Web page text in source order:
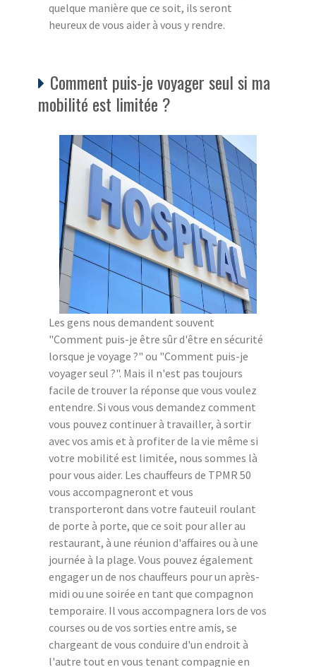
quelque manière que ce soit, ils seront
heureux de vous aider à vous y rendre.
Comment puis-je voyager seul si ma
mobilité est limitée ?
Les gens nous demandent souvent
"Comment puis-je être sûr d'être en sécurité
lorsque je voyage ?" ou "Comment puis-je
voyager seul ?". Mais il n'est pas toujours
facile de trouver la réponse que vous voulez
entendre. Si vous vous demandez comment
vous pouvez continuer à travailler, à sortir
avec vos amis et à profiter de la vie même si
votre mobilité est limitée, nous sommes là
pour vous aider. Les chauffeurs de TPMR 50
vous accompagneront et vous
transporteront dans votre fauteuil roulant
de porte à porte, que ce soit pour aller au
restaurant, à une réunion d'affaires ou à une
journée à la plage. Vous pouvez également
engager un de nos chauffeurs pour un après-
midi ou une soirée en tant que compagnon
temporaire. Il vous accompagnera lors de vos
courses ou de vos sorties entre amis, se
chargeant de vous conduire d'un endroit à
l'autre tout en vous tenant compagnie en